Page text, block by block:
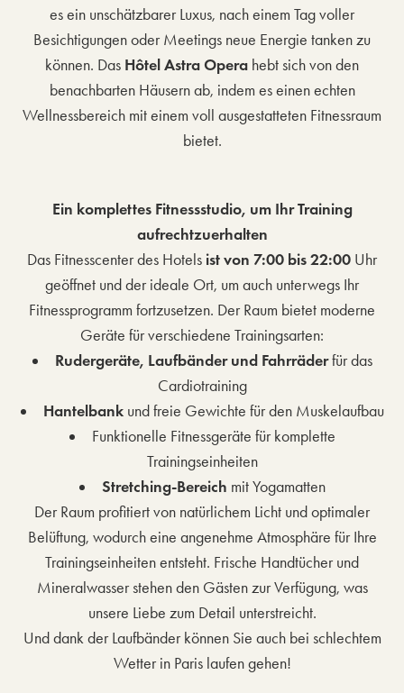
es ein unschätzbarer Luxus, nach einem Tag voller
Besichtigungen oder Meetings neue Energie tanken zu
können. Das Hôtel Astra Opera hebt sich von den
benachbarten Häusern ab, indem es einen echten
Wellnessbereich mit einem voll ausgestatteten Fitnessraum
bietet.
Ein komplettes Fitnessstudio, um Ihr Training
aufrechtzuerhalten
Das Fitnesscenter des Hotels ist von 7:00 bis 22:00 Uhr
geöffnet und der ideale Ort, um auch unterwegs Ihr
Fitnessprogramm fortzusetzen. Der Raum bietet moderne
Geräte für verschiedene Trainingsarten:
Rudergeräte, Laufbänder und Fahrräderfür das
Cardiotraining
Hantelbankund freie Gewichte für den Muskelaufbau
Funktionelle Fitnessgeräte für komplette
Trainingseinheiten
Stretching-Bereich mit Yogamatten
Der Raum profitiert von natürlichem Licht und optimaler
Belüftung, wodurch eine angenehme Atmosphäre für Ihre
Trainingseinheiten entsteht. Frische Handtücher und
Mineralwasser stehen den Gästen zur Verfügung, was
unsere Liebe zum Detail unterstreicht.
Und dank der Laufbänder können Sie auch bei schlechtem
Wetter in Paris laufen gehen!